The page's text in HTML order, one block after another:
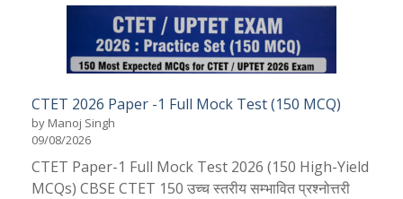
CTET 2026 Paper -1 Full Mock Test (150 MCQ)
by Manoj Singh
09/08/2026
CTET Paper-1 Full Mock Test 2026 (150 High-Yield
MCQs) CBSE CTET 150 उच्च स्तरीय सम्भावित प्रश्नोत्तरी